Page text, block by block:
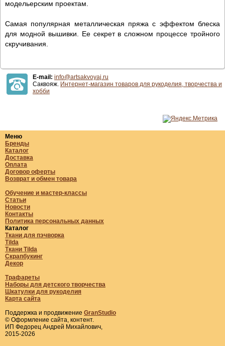
модельерским проектам.
Самая популярная металлическая пряжа с эффектом блеска
для модной вышивки. Ее секрет в сложном процессе тройного
скручивания.
E-mail: info@artsakvoyaj.ru
Саквояж. Интернет-магазин товаров для рукоделия, творчества и
хобби
Меню
Бренды
Каталог
Доставка
Оплата
Договор оферты
Возврат и обмен товара
Обучение и мастер-классы
Статьи
Новости
Контакты
Политика персональных данных
Каталог
Ткани для пэчворка
Tilda
Ткани Tilda
Скрапбукинг
Декор
Трафареты
Наборы для детского творчества
Шкатулки для рукоделия
Карта сайта
Поддержка и продвижение GranStudio
© Оформление сайта, контент.
ИП Федорец Андрей Михайлович,
2015-2026